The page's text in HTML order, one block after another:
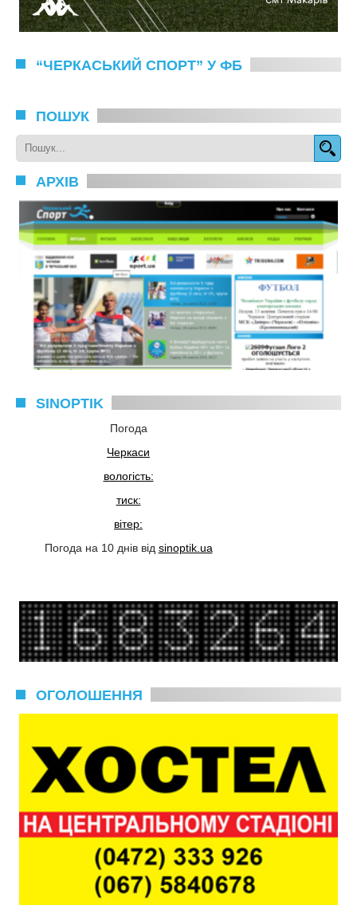
“ЧЕРКАСЬКИЙ СПОРТ” У ФБ
ПОШУК
АРХІВ
SINOPTIK
Погода
Черкаси
вологість:
тиск:
вітер:
Погода на 10 днів від sinoptik.ua
ОГОЛОШЕННЯ